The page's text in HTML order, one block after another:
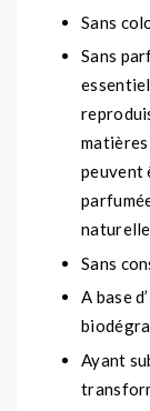
Sans
Sans
peuvent
Sans
A base
Ayant